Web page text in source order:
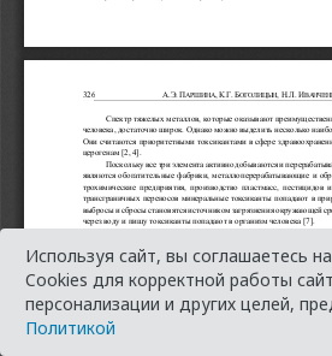
Используя сайт, вы соглашаетесь
Cookies для корректной работы
персонализации и других целей,
Политикой